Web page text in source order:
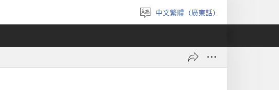
選
擇
言
中文繁體（廣東話）